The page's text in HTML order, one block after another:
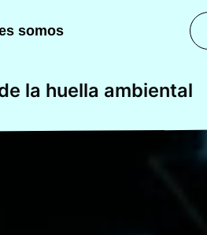
somos
la huella ambiental